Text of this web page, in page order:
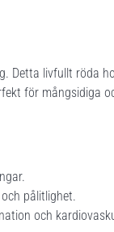
Detta livfullt röda
för mångsidiga
pålitlighet.
och